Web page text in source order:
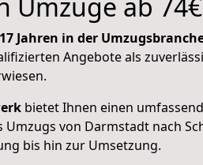
Jahren in der
Angebote als
bietet Ihnen einen
Umzugs von Darmstadt nach
bis hin zur Umsetzung.